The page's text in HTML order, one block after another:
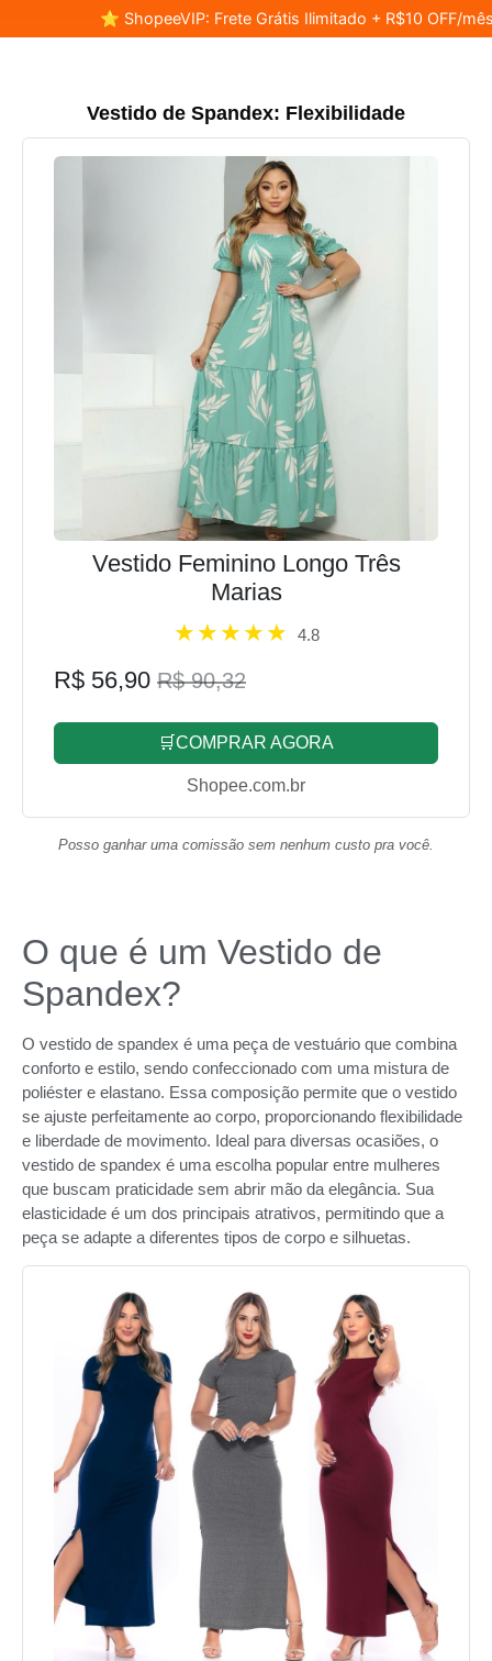
⭐ ShopeeVIP: Frete Grátis Ilimitado + R$10 OFF/
Vestido de Spandex: Flexibilidade
Vestido Feminino Longo Três
Marias
4.8
R$ 56,90 R$ 90,32
🛒COMPRAR AGORA
Shopee.com.br
Posso ganhar uma comissão sem nenhum custo pra você.
O que é um Vestido de
Spandex?
O vestido de spandex é uma peça de vestuário que combina
conforto e estilo, sendo confeccionado com uma mistura de
poliéster e elastano. Essa composição permite que o vestido
se ajuste perfeitamente ao corpo, proporcionando flexibilidade
e liberdade de movimento. Ideal para diversas ocasiões, o
vestido de spandex é uma escolha popular entre mulheres
que buscam praticidade sem abrir mão da elegância. Sua
elasticidade é um dos principais atrativos, permitindo que a
peça se adapte a diferentes tipos de corpo e silhuetas.